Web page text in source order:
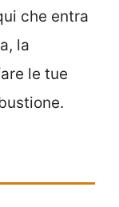
che entra
la
le tue